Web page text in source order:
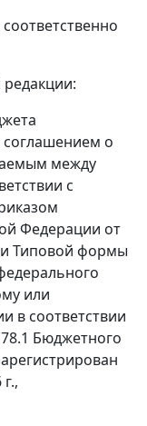
соглашением о
между
с
Федерации от
Типовой формы
или
в соответствии
Бюджетного